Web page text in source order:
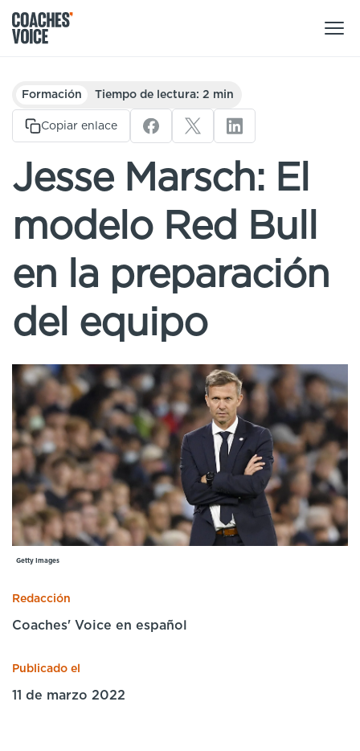
Nuestros productos
Centro de aprendizaje (para particulares)
Centro de aprendizaje (para clubes)
Sport Session Planner
Cursos especializados
Entrenadores
Clubes
Ligas y federaciones
Regístrate
Centro de aprendizaje
Sport Session Planner
Contáctanos
LANGUAGE
English Español
Formación Tiempo de lectura: 2 min
Copiar enlace
Jesse Marsch: El
modelo Red Bull
en la preparación
del equipo
Getty Images
Redacción
Coaches' Voice en español
Publicado el
11 de marzo 2022